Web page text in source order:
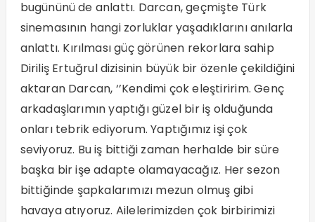
bugününü de anlattı. Darcan, geçmişte Türk
sinemasının hangi zorluklar yaşadıklarını anılarla
anlattı. Kırılması güç görünen rekorlara sahip
Diriliş Ertuğrul dizisinin büyük bir özenle çekildiğini
aktaran Darcan, ‘’Kendimi çok eleştiririm. Genç
arkadaşlarımın yaptığı güzel bir iş olduğunda
onları tebrik ediyorum. Yaptığımız işi çok
seviyoruz. Bu iş bittiği zaman herhalde bir süre
başka bir işe adapte olamayacağız. Her sezon
bittiğinde şapkalarımızı mezun olmuş gibi
havaya atıyoruz. Ailelerimizden çok birbirimizi